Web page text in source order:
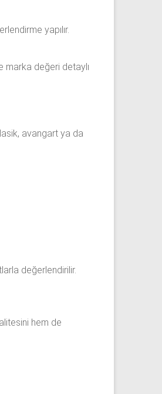
yapılır.
marka değeri detaylı
avangart ya da
değerlendirilir.
hem de